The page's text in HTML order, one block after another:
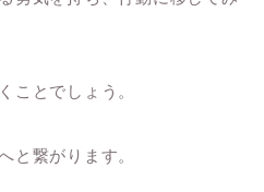
ことでしょう。
と繋がります。